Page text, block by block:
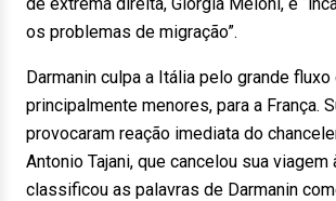
os problemas de migração”.
Darmanin culpa a Itália pelo grande
principalmente menores, para a França.
provocaram reação imediata do
Antonio Tajani, que cancelou sua viagem
classificou as palavras de Darmanin